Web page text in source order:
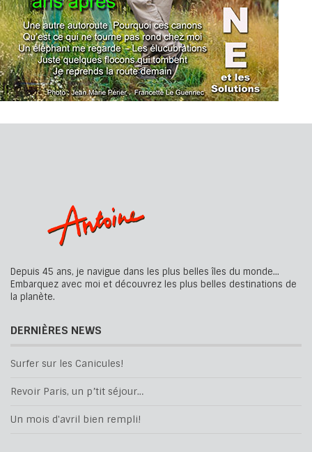
Depuis 45 ans, je navigue dans les plus belles îles du monde...
Embarquez avec moi et découvrez les plus belles destinations de
la planète.
DERNIÈRES NEWS
Surfer sur les Canicules!
Revoir Paris, un p’tit séjour…
Un mois d'avril bien rempli!